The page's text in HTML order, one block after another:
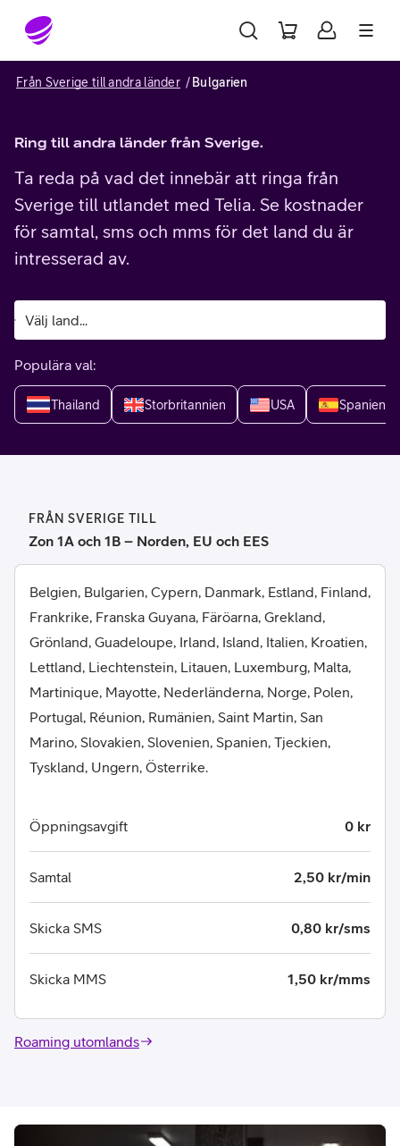
Gå till sidans innehåll
Från Sverige till andra länder Bulgarien
Ring till andra länder från Sverige.
Ta reda på vad det innebär att ringa från
Sverige till utlandet med Telia. Se kostnader
för samtal, sms och mms för det land du är
intresserad av.
Populära val:
Thailand Storbritannien USA Spanien
FRÅN SVERIGE TILL
Zon 1A och 1B – Norden, EU och EES
Belgien, Bulgarien, Cypern, Danmark, Estland, Finland,
Frankrike, Franska Guyana, Färöarna, Grekland,
Grönland, Guadeloupe, Irland, Island, Italien, Kroatien,
Lettland, Liechtenstein, Litauen, Luxemburg, Malta,
Martinique, Mayotte, Nederländerna, Norge, Polen,
Portugal, Réunion, Rumänien, Saint Martin, San
Marino, Slovakien, Slovenien, Spanien, Tjeckien,
Tyskland, Ungern, Österrike.
Öppningsavgift 0 kr
Samtal 2,50 kr/min
Skicka SMS 0,80 kr/sms
Skicka MMS 1,50 kr/mms
Roaming utomlands